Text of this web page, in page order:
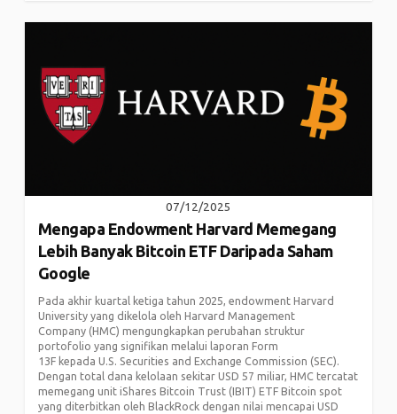
07/12/2025
Mengapa Endowment Harvard Memegang
Lebih Banyak Bitcoin ETF Daripada Saham
Google
Pada akhir kuartal ketiga tahun 2025, endowment Harvard
University yang dikelola oleh Harvard Management
Company (HMC) mengungkapkan perubahan struktur
portofolio yang signifikan melalui laporan Form
13F kepada U.S. Securities and Exchange Commission (SEC).
Dengan total dana kelolaan sekitar USD 57 miliar, HMC tercatat
memegang unit iShares Bitcoin Trust (IBIT) ETF Bitcoin spot
yang diterbitkan oleh BlackRock dengan nilai mencapai USD